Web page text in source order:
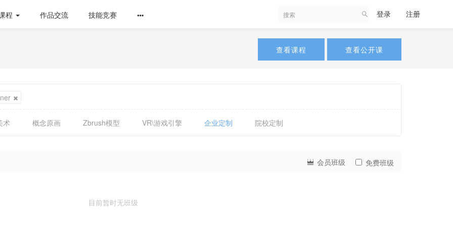
程 作品交流 技能竞赛 登录 注册
查看课程 查看公开课
术 概念原画 Zbrush模型 VR\游戏引擎 企业定制 院校定制
会员班级 免费班级
目前暂时无班级